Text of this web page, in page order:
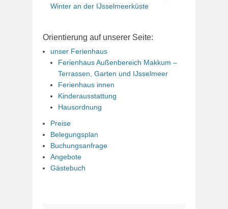
Winter an der IJsselmeerküste
Orientierung auf unserer Seite:
unser Ferienhaus
Ferienhaus Außenbereich Makkum –
Terrassen, Garten und IJsselmeer
Ferienhaus innen
Kinderausstattung
Hausordnung
Preise
Belegungsplan
Buchungsanfrage
Angebote
Gästebuch